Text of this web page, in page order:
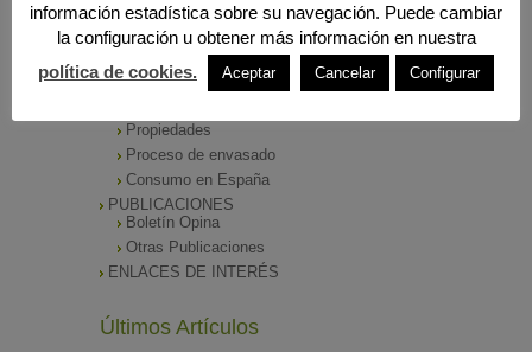
Archivos Corporativos
GALERÍA DE IMÁGENES
CONTACTO
ENVASADO DE ACEITE
Propiedades
Proceso de envasado
Consumo en España
PUBLICACIONES
Boletín Opina
Otras Publicaciones
ENLACES DE INTERÉS
Últimos Artículos
información estadística sobre su navegación. Puede cambiar
la configuración u obtener más información en nuestra
política de cookies.
Aceptar Cancelar Configurar